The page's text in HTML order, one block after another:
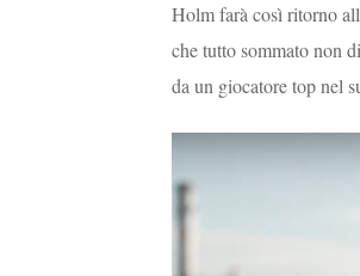
Holm farà così ritorno
che tutto sommato non
da un giocatore top nel